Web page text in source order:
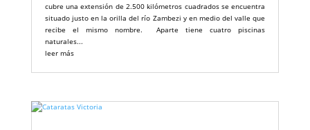
cubre una extensión de 2.500 kilómetros cuadrados se encuentra
situado justo en la orilla del río Zambezi y en medio del valle que
recibe el mismo nombre. Aparte tiene cuatro piscinas
naturales...
leer más